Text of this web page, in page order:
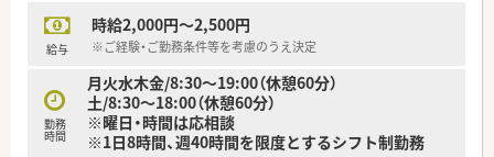
給与
時給2,000円～2,500円
※ご経験・ご勤務条件等を考慮のうえ決定
勤務
時間
月火水木金/8:30～19:00（休憩60分）
土/8:30～18:00（休憩60分）
※曜日・時間は応相談
※1日8時間、週40時間を限度とするシフト制勤務